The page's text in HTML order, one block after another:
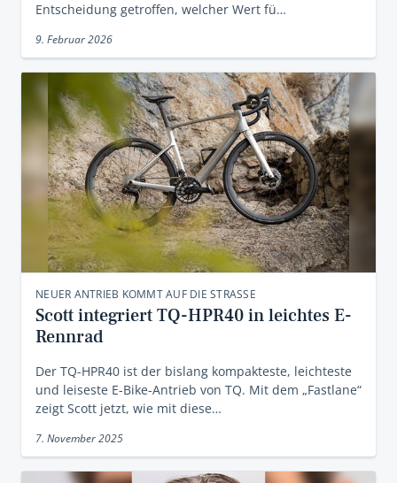
Entscheidung getroffen, welcher Wert fü…
9. Februar 2026
NEUER ANTRIEB KOMMT AUF DIE STRASSE
Scott integriert TQ-HPR40 in leichtes E-
Rennrad
Der TQ-HPR40 ist der bislang kompakteste, leichteste
und leiseste E-Bike-Antrieb von TQ. Mit dem „Fastlane“
zeigt Scott jetzt, wie mit diese…
7. November 2025